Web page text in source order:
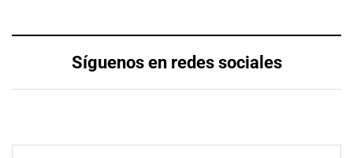
Síguenos en redes sociales